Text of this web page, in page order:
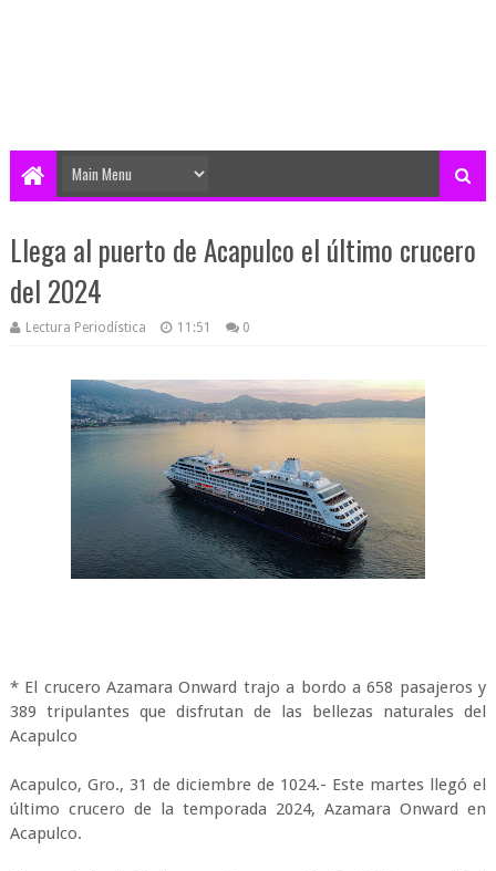
Llega al puerto de Acapulco el último crucero
del 2024
Lectura Periodística 11:51 0
* El crucero Azamara Onward trajo a bordo a 658 pasajeros y
389 tripulantes que disfrutan de las bellezas naturales del
Acapulco
Acapulco, Gro., 31 de diciembre de 1024.- Este martes llegó el
último crucero de la temporada 2024, Azamara Onward en
Acapulco.